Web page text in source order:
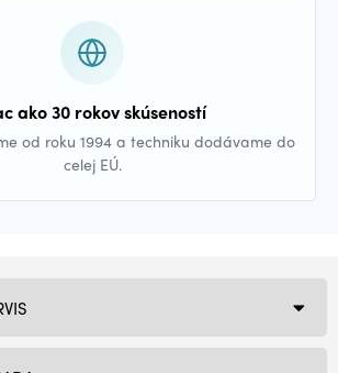
ako 30 rokov skúseností
od roku 1994 a techniku dodávame do
celej EÚ.